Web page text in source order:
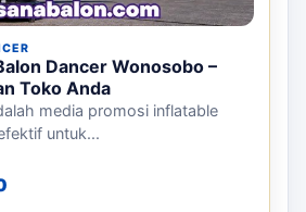
Dancer Wonosobo –
Toko Anda
media promosi inflatable
untuk...
adalah: Rp5.000.000.
adalah: Rp3.500.000.